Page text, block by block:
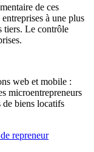
de ces
à une plus
tiers. Le contrôle
web et mobile :
microentrepreneurs
biens locatifs
repreneur